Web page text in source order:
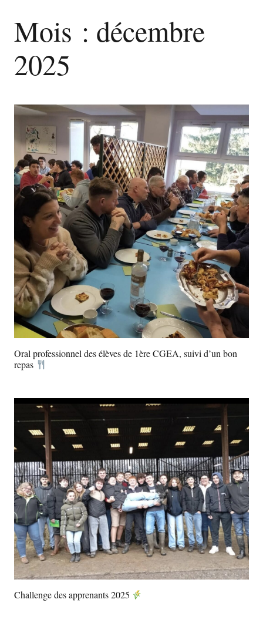
Mois : décembre
2025
Oral professionnel des élèves de 1ère CGEA, suivi d’un bon
repas
Challenge des apprenants 2025